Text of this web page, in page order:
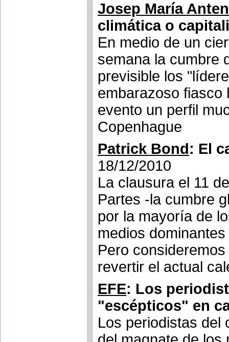
Josep María
climática o
En medio de un
semana la cumbre
previsible los
embarazoso fiasco
evento un perfil
Copenhague
Patrick Bond: El
18/12/2010
La clausura el 11
Partes -la cumbre
por la mayoría de
medios
Pero
revertir el actual
EFE: Los
"escépticos" en
Los periodistas del